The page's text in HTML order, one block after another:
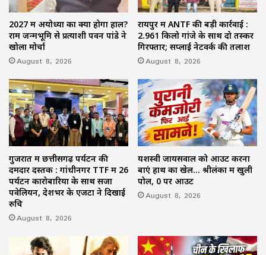
2027 में अयोध्या का क्या होगा हाल?
राम जन्मभूमि से प्रत्याशी पवन पांडे ने
खोला मोर्चा
August 8, 2026
रायपुर में ANTF की बड़ी कार्रवाई :
2.961 किलो गांजे के साथ दो तस्कर
गिरफ्तार; सप्लाई नेटवर्क की तलाश
August 8, 2026
गुजरात में छत्तीसगढ़ पर्यटन की
दमदार दस्तक : गांधीनगर TTF में 26
पर्यटन कारोबारियों के साथ सजा
पवेलियन, देशभर के एजेंटों ने दिखाई
रुचि
August 8, 2026
यशस्वी जायसवाल को आउट करना
बाएं हाथ का खेल… श्रीलंका में खुली
पोल, 0 पर आउट
August 8, 2026